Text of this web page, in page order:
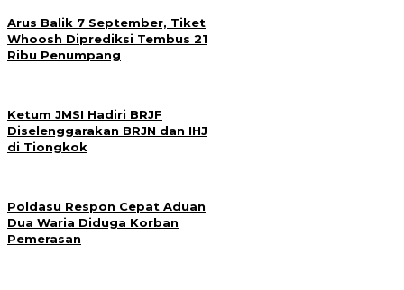
Arus Balik 7 September, Tiket
Whoosh Diprediksi Tembus 21
Ribu Penumpang
Ketum JMSI Hadiri BRJF
Diselenggarakan BRJN dan IHJ
di Tiongkok
Poldasu Respon Cepat Aduan
Dua Waria Diduga Korban
Pemerasan